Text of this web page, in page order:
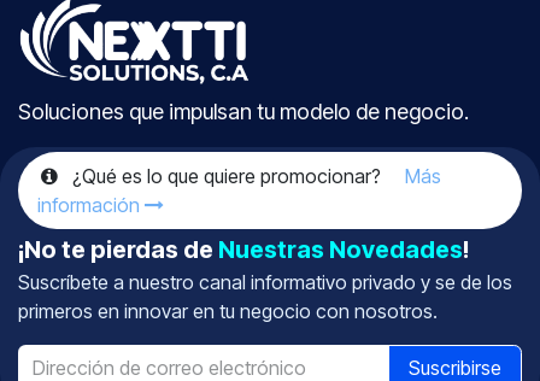
Soluciones que impulsan tu modelo de negocio.
¿Qué es lo que quiere promocionar? Más
información
¡No te pierdas de Nuestras Novedades!
Suscríbete a nuestro canal informativo privado y se de los
primeros en innovar en tu negocio con nosotros.
Suscribirse